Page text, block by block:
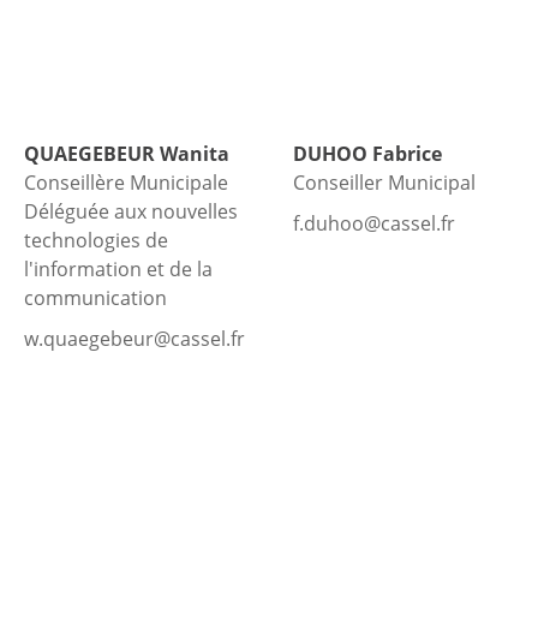
QUAEGEBEURWanita
Conseillère Municipale
Déléguée aux nouvelles
technologies de
l'information et de la
communication
w.quaegebeur@cassel.fr
DUHOO Fabrice
Conseiller Municipal
f.duhoo@cassel.fr